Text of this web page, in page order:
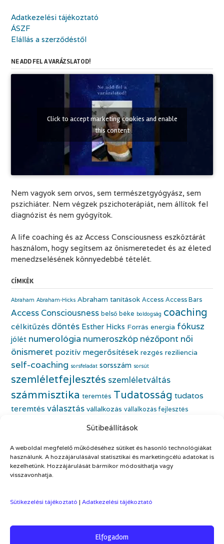
Sütibeállítások
A weboldal megfelelő működéséhez sütiket és hasonló technológiákat
használunk. A hozzájárulásával statisztikai és marketingcélú adatokat is
kezelhetünk. Hozzájárulását bármikor módosíthatja vagy
visszavonhatja.
Sütikezelési tájékoztató | Adatkezelési tájékoztató
Elfogadom
Adatkezelési tájékoztató
ÁSZF
Elállás a szerződéstől
NE ADD FEL A VARÁZSLATOD!
Click to accept marketing cookies and enable
this content
Nem vagyok sem orvos, sem természetgyógyász, sem
pszichiáter. Nem végzek pszichoterápiát, nem állítok fel
diagnózist és nem gyógyítok.
A life coaching és az Access Consciousness eszköztárát
használom, hogy segítsem az önismeretedet és az életed
menedzselésének könnyedebbé tételét.
CÍMKÉK
Abraham Abraham-Hicks Abraham tanítások Access Access Bars
Access Consciousness belső béke boldogság coaching
célkitűzés döntés Esther Hicks Forrás energia fókusz
jólét numerológia numeroszkóp nézőpont női
önismeret pozitív megerősítések rezgés reziliencia
self-coaching sorsfeladat sorsszám sorsút
szemléletfejlesztés szemléletváltás
számmisztika teremtés Tudatosság tudatos
teremtés választás vállalkozás vállalkozás fejlesztés
önismeret önszeretet önértékelés